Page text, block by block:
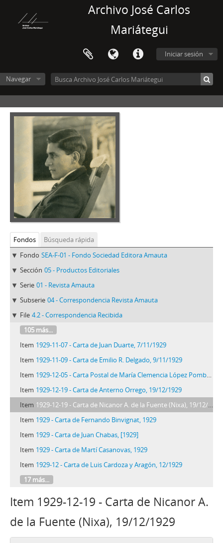
Archivo José Carlos
Mariátegui
Iniciar sesión
Navegar
Fondos
Búsqueda rápida
Fondo SEA-F-01 - Fondo Sociedad Editora Amauta
Sección 05 - Productos Editoriales
Serie 01 - Revista Amauta
Subserie 04 - Correspondencia Revista Amauta
File 4.2 - Correspondencia Recibida
105 más...
Item 1929-11-07 - Carta de Juan Duarte, 7/11/1929
Item 1929-11-09 - Carta de Emilio R. Delgado, 9/11/1929
Item 1929-12-05 - Carta Postal de María Clemencia López Pombo, 11/5/1929
Item 1929-12-19 - Carta de Anterno Orrego, 19/12/1929
Item 1929-12-19 - Carta de Nicanor A. de la Fuente (Nixa), 19/12/1929
Item 1929 - Carta de Fernando Binvignat, 1929
Item 1929 - Carta de Juan Chabas, [1929]
Item 1929 - Carta de Martí Casanovas, 1929
Item 1929-12 - Carta de Luis Cardoza y Aragón, 12/1929
17 más...
Item 1929-12-19 - Carta de Nicanor A.
de la Fuente (Nixa), 19/12/1929